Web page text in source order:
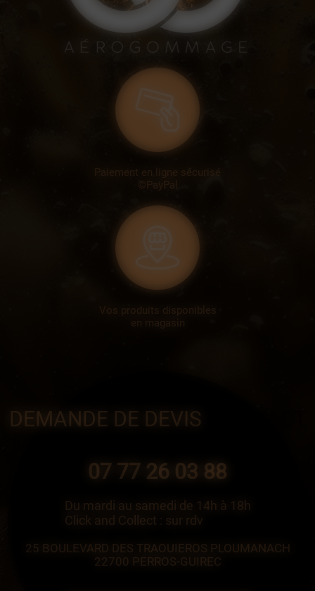
Paiement en ligne sécurisé
©PayPal
Vos produits disponibles
DEMANDE DE DEVIS
07 77 26 03 88
Du mardi au samedi de 14h à 18h
Click and Collect : sur rdv
25 BOULEVARD DES TRAOUIEROS PLOUMANACH
22700 PERROS-GUIREC